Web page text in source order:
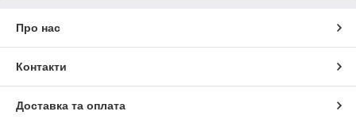
Про нас
Контакти
Доставка та оплата